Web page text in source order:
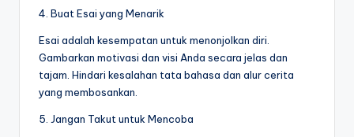
4. Buat Esai yang Menarik
Esai adalah kesempatan untuk menonjolkan diri.
Gambarkan motivasi dan visi Anda secara jelas dan
tajam. Hindari kesalahan tata bahasa dan alur cerita
yang membosankan.
5. Jangan Takut untuk Mencoba